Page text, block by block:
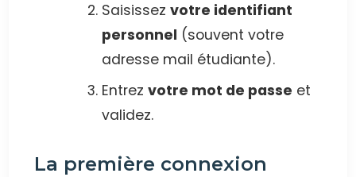
Saisissez votre identifiant
personnel (souvent votre
adresse mail étudiante).
Entrez votre mot de passe et
validez.
La première connexion